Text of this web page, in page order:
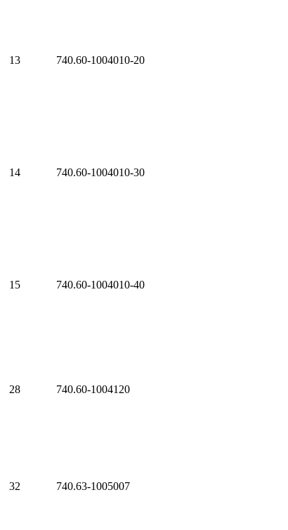
13 740.60-1004010-20
14 740.60-1004010-30
15 740.60-1004010-40
28 740.60-1004120
32 740.63-1005007